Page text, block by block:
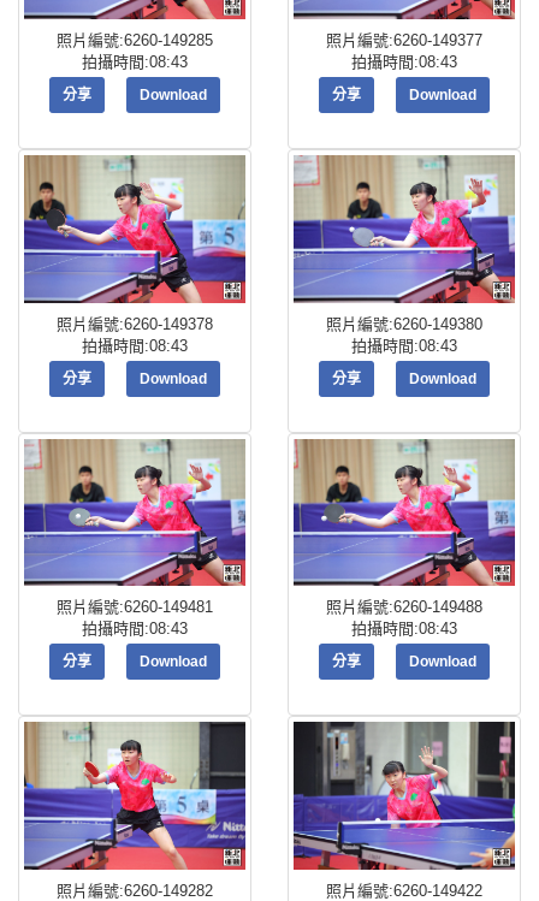
照片編號:6260-149285
拍攝時間:08:43
分享 Download
照片編號:6260-149377
拍攝時間:08:43
分享 Download
照片編號:6260-149378
拍攝時間:08:43
分享 Download
照片編號:6260-149380
拍攝時間:08:43
分享 Download
照片編號:6260-149481
拍攝時間:08:43
分享 Download
照片編號:6260-149488
拍攝時間:08:43
分享 Download
照片編號:6260-149282
照片編號:6260-149422